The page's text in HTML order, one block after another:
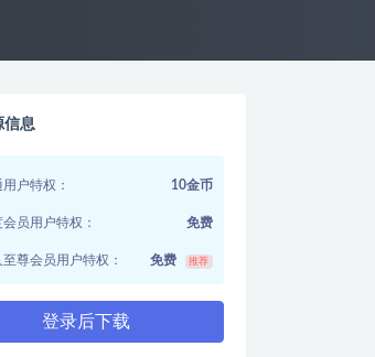
信息
户特权： 10金币
员用户特权： 免费
至尊会员用户特权： 免费 推荐
登录后下载